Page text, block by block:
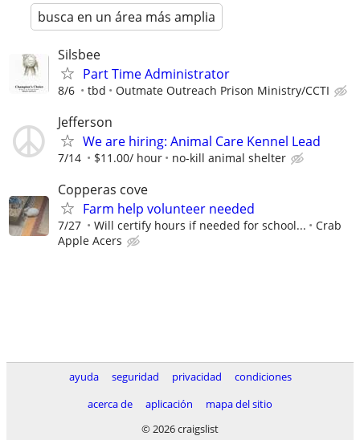
busca en un área más amplia
Silsbee
Part Time Administrator
8/6 tbd Outmate Outreach Prison Ministry/CCTI
Jefferson
We are hiring: Animal Care Kennel Lead
7/14 $11.00/ hour no-kill animal shelter
Copperas cove
Farm help volunteer needed
7/27 Will certify hours if needed for school...
Crab
Apple Acers
ayuda seguridad privacidad
condiciones
acerca de
aplicación
mapa del sitio
© 2026 craigslist